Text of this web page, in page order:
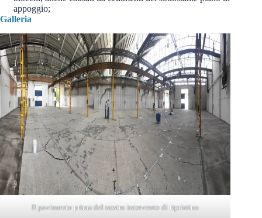
appoggio;
Galleria
Il pavimento prima del nostro intervento di ripristino